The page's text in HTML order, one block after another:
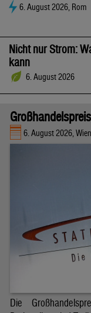
6. August 2026, Rom
Nicht nur Strom:
kann
6. August 2026
6. August 2026, Wien
Die